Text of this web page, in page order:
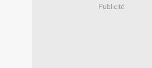
Publicité